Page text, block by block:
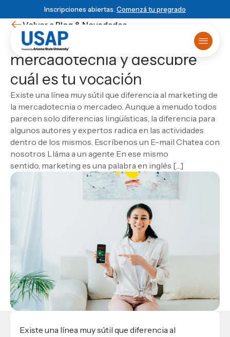
Inscripciones abiertas. Comenzá tu pregrado
Primer ingreso
Sobre USAP
Powered by ASU
Blog & Novedades
Matricula virtual
Campus Virtual
Biblioteca
USAP Plus
DUX
Matricularme Ahora
ESCUELA
Escuela de Ciencias Informáticas
Escuela de Ciencias de la Administración y los
Negocios
Escuela de Ciencias Industriales
Escuela de Mercadotecnia
Escuela de Turismo y Lenguas Extranjeras
Escuela de Ciencias Agronómicas
Escuela de Ciencias de la Comunicación
Escuela de Ciencias de la Salud
Escuela de Arquitectura
Ver toda la oferta académica
¿Ya sabés que estudiar?
Escuela deNegocios
Matrículas online
Primer Ingreso
Traslado universitario
Reuniones informativas
Test de orientación
Solicitá más información
admisiones@usap.edu
Ave. Circunvalación, San Pedro Sula,
Honduras, C.A.
HISTORIA USAP
Historia de USAP
Educación STEM
Liderazgo y normas
Cátedra Rafael Heliodoro Valle
DUX Escuela de Negocios y Gobierno en
Honduras
VIDA USAP
Lifelong Learning University
Responsabilidad social y sostenibilidad
Empleabilidad
¿Que es USAP+?
RECURSOS
Guía de Servicios Académicos y Administrativos
POWERED BY ASU
Arizona State University
Programa 4+1
Vinculación Externa
Empezálocal, graduate
global
Conocé el programa 4+1
Experiencias de alumnos
internacionales
Conocé experiencias
BLOG & NOVEDADES
Blog
Noticias
Eventos
Novedades
Ver todas las entradas
Novedad
Las carreras más visionarias
Leer artículo
Evento
USAP integra RediEShn
Leer artículo
Volver a Blog & Novedades
Diferencia el marketing de la
mercadotecnia y descubre
cuál es tu vocación
Existe una línea muy sútil que diferencia al marketing de
la mercadotecnia o mercadeo. Aunque a menudo todos
parecen solo diferencias lingüísticas, la diferencia para
algunos autores y expertos radica en las actividades
dentro de los mismos. Escríbenos un E-mail Chatea con
nosotros Lláma a un agente En ese mismo
sentido, marketing es una palabra en inglés […]
Existe una línea muy sútil que diferencia al